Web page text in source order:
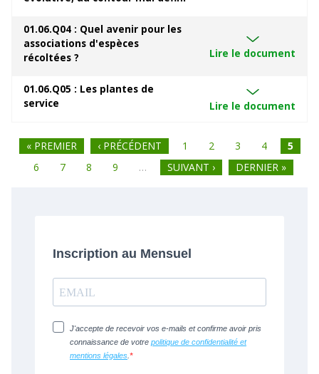
01.06.Q04 : Quel avenir pour les
associations d'espèces
récoltées ?
Lire le document
01.06.Q05 : Les plantes de
service
Lire le document
Pages
« PREMIER ‹ PRÉCÉDENT 1 2 3 4
5
6
7 8 9 … SUIVANT › DERNIER »